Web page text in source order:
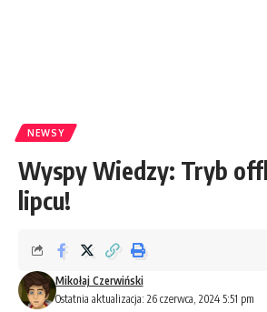
NEWSY
Wyspy Wiedzy: Tryb
lipcu!
Ostatnia aktualizacja: 26 czerwca, 2024 5:51 pm
Mikołaj Czerwiński